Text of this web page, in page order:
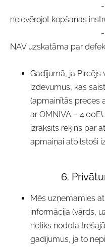
-
neievērojot kopšanas
- parasta
NAV uzskatāma par
Gadījumā, ja
izdevumus, kas
(apmainītās preces
ar OMNIVA –
izraksīts rēķins par
apmaiņai atbilstoši
6.
Mēs uzņemamies
informācija (vārds,
netiks nodota
gadījumus, ja to